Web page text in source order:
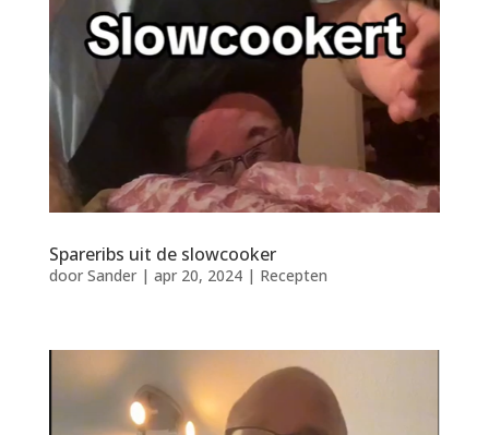
Spareribs uit de slowcooker
door Sander| apr 20, 2024| Recepten